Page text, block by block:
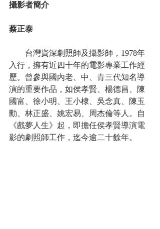
攝影者簡介
蔡正泰
台灣資深劇照師及攝影師，1978年
入行，擁有近四十年的電影專業工作經
歷。曾參與國內老、中、青三代知名導
演的重要作品，如侯孝賢、楊德昌、陳
國富、徐小明、王小棣、吳念真、陳玉
勳、林正盛、姚宏易、周杰倫等人。自
《戲夢人生》起，即擔任侯孝賢導演電
影的劇照師工作，迄今逾二十餘年。